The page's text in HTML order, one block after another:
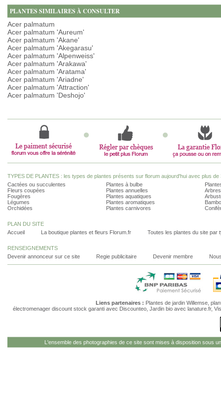
PLANTES SIMILAIRES À CONSULTER
Acer palmatum
Acer palmatum 'Aureum'
Acer palmatum 'Akane'
Acer palmatum 'Akegarasu'
Acer palmatum 'Alpenweiss'
Acer palmatum 'Arakawa'
Acer palmatum 'Aratama'
Acer palmatum 'Ariadne'
Acer palmatum 'Attraction'
Acer palmatum 'Deshojo'
TYPES DE PLANTES : les types de plantes présents sur florum aujourd'hui avec plus de
Cactées ou succulentes
Fleurs coupées
Fougères
Légumes
Orchidées
Plantes à bulbe
Plantes annuelles
Plantes aquatiques
Plantes aromatiques
Plantes carnivores
PLAN DU SITE
Accueil
La boutique plantes et fleurs Florum.fr Toutes les plantes du site par
RENSEIGNEMENTS
Devenir annonceur sur ce site
Regie publicitaire Devenir membre
Liens partenaires : Plantes de jardin Willemse,
électromenager discount stock garantiavec Discounteo, Jardin bioavec lanature.fr,
L'ensemble des photographies de ce site sont mises à disposition